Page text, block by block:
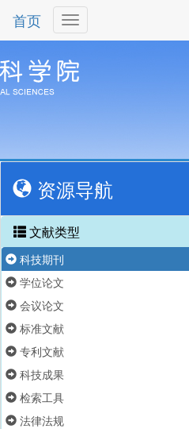
首页
资源导航
文献类型
科技期刊
学位论文
会议论文
标准文献
专利文献
科技成果
检索工具
法律法规